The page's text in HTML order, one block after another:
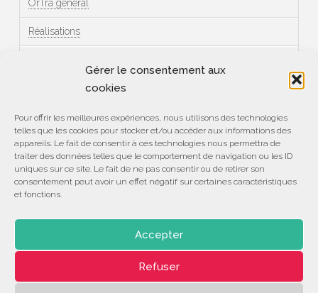
Gérer le consentement aux
cookies
Pour offrir les meilleures expériences, nous utilisons des technologies
telles que les cookies pour stocker et/ou accéder aux informations des
appareils. Le fait de consentir à ces technologies nous permettra de
traiter des données telles que le comportement de navigation ou les ID
uniques sur ce site. Le fait de ne pas consentir ou de retirer son
consentement peut avoir un effet négatif sur certaines caractéristiques
et fonctions.
Accepter
Refuser
OrTra général
Réalisations
Connexion
Flux des publications
Flux des commentaires